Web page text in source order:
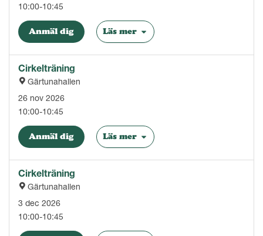
10:00-10:45
Anmäl dig Läs mer
Cirkelträning
Gärtunahallen
26 nov 2026
10:00-10:45
Anmäl dig Läs mer
Cirkelträning
Gärtunahallen
3 dec 2026
10:00-10:45